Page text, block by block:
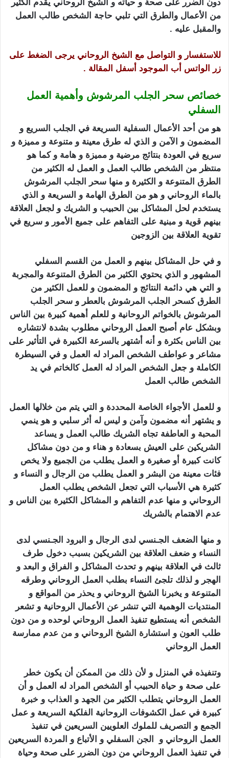
دون الضرر على صحة و حياته و الشيخ الروحاني يقدم الكثير
من الأعمال والطرق التي تلبي حاجة الشخص طالب العمل
والمقبل عليه .
للاستفسار و التواصل مع الشيخ الروحاني يرجى الضغط على
زر الواتس أب الموجود أسفل المقالة .
خصائص سحر الجلب المرشوش وأهمية العمل
السفلي
هو من أحد الأعمال السفلية السريعة في الجلب السريع و
المضمون و الآمن و الذي له طرق معينة و متنوعة و مميزة و
سريع في العودة بنتائج مرضية و مميزة و هامة و كما هو
منتظر من الشخص طالب العمل و العمل له الكثير من
الطرق المتنوعة و الكثيرة و منها سحر الجلب المرشوش
بالماء الروحاني و هو من الطرق الهامة و السريعة و الذي
يستخدم لحل المشاكل بين الحبيب و الشريك و لجعل العلاقة
بينهم قوية و مبنية على التفاهم على جميع الأمور و سريع في
تقوية العلاقة بين الزوجين
و في حل المشاكل بينهم و العمل من القسم السفلي
المشهور و الذي يحتوي الكثير من الطرق المتنوعة والمجربة
و التي هي دائمة النتائج و المضمون و للعمل الكثير من
الطرق كسحر الجلب المرشوش بالعطر و سحر الجلب
المرشوش بالخواتم الروحانية و للعلم أهمية كبيرة بين الناس
وبشكل عام أصبح العمل الروحاني مطلوب بشدة لانتشاره
بين الناس بكثرة و أنه أشتهر بالسرعة الكبيرة في التأثير على
مشاعر و عواطف الشخص المراد له العمل و في السيطرة
الكاملة و جعل الشخص المراد له العمل كالخاتم في يد
الشخص طالب العمل
و للعمل الأجواء الخاصة المحددة و التي يتم من خلالها العمل
و يشتهر أنه مضمون وآمن و ليس له أثر سلبي و هو ينمي
المحبة و العاطفة تجاه الشريك طالب العمل و يساعد
الشريكين على العيش بسعادة و هناء و من دون مشاكل
كانت كبيرة أو صغيرة و العمل يطلب من الجميع ولا يخص
فئات معينة من البشر و العمل يطلب من الرجال و النساء و
كثيرة هي الأسباب التي تجعل الشخص يطلب العمل
الروحاني و منها عدم التفاهم و المشاكل الكثيرة بين الناس و
عدم الاهتمام بالشريك
و منها الضعف الجـنسي لدى الرجال و البرود الجـنسي لدى
النساء و ضعف العلاقة بين الشريكين بسبب دخول طرف
ثالث في العلاقة بينهم و تحدث المشاكل و الفراق و البعد و
الهجر و لذلك تلجئ النساء بطلب العمل الروحاني وطرقه
المتنوعة و يخبرنا الشيخ الروحاني و يحذر من المواقع و
المنتديات الوهمية التي تنشر عن الأعمال الروحانية و تشعر
الشخص أنه يستطيع تنفيذ العمل الروحاني لوحده و من دون
طلب العون و استشارة الشيخ الروحاني و من عدم ممارسة
العمل الروحاني
وتنفيذه في المنزل و لأن ذلك من الممكن أن يكون خطر
على صحة و حياة الحبيب أو الشخص المراد له العمل و أن
العمل الروحاني يتطلب الكثير من الجهد و العذاب و خبرة
كبيرة في عمل الكشوفات الروحانية الفلكية السريعة و عمل
الجمع و التصريف للملوك العلويين السريعين في تنفيذ
العمل الروحاني و الجن السفلي و الأتباع و المردة السريعين
في تنفيذ العمل الروحاني من دون الضرر على صحة وحياة